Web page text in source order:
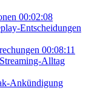
00:02:08
Entscheidungen
00:08:11
Alltag
Ankündigung